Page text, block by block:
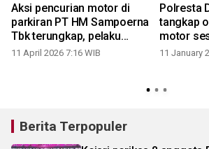
Aksi pencurian motor di
parkiran PT HM Sampoerna
Tbk terungkap, pelaku
ternyata mantan karyawan
11 April 2026 7:16 WIB
Polresta
tangkap
motor
11 January
Berita Terpopuler